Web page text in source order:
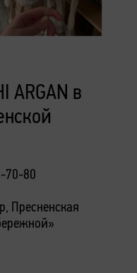
ARGAN в
70-80
Пресненская